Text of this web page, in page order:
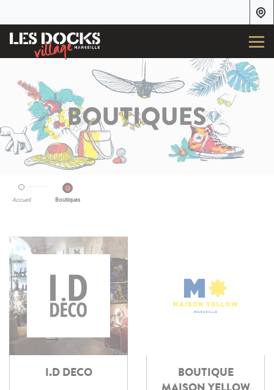
Accueil Boutiques
I.D DECO
BOUTIQUE